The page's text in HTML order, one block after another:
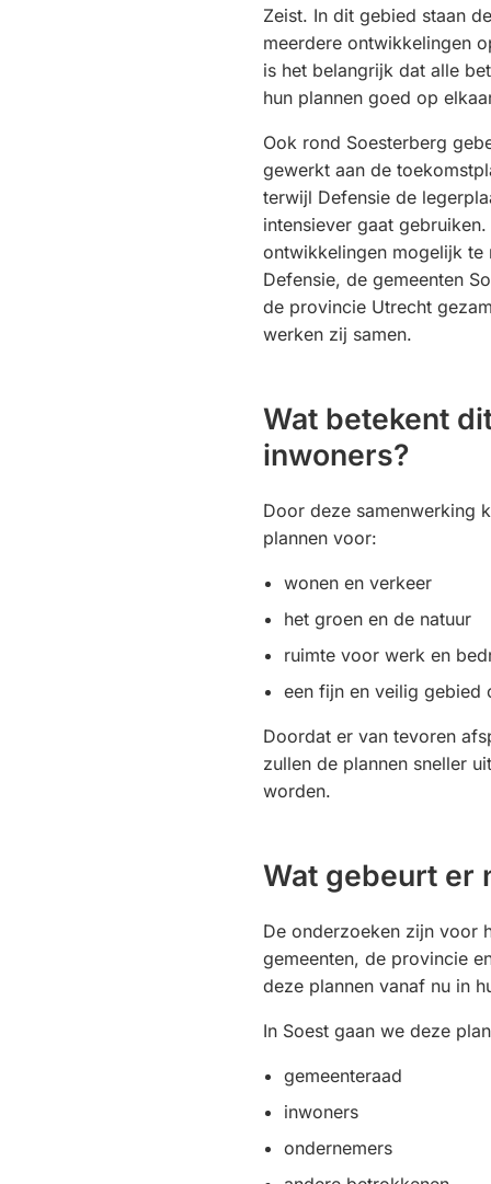
Zeist. In dit gebied staan
meerdere ontwikkelingen
is het belangrijk dat alle
hun plannen goed op
Ook rond Soesterberg
gewerkt aan de
terwijl Defensie de
intensiever gaat
ontwikkelingen mogelijk te
Defensie, de gemeenten
de provincie Utrecht
werken zij samen.
Wat betekent
inwoners?
Door deze samenwerking
plannen voor:
wonen en verkeer
het groen en de natuur
ruimte voor werk en
een fijn en veilig gebied
Doordat er van tevoren
zullen de plannen sneller
worden.
Wat gebeurt er
De onderzoeken zijn voor
gemeenten, de provincie
deze plannen vanaf nu in
In Soest gaan we deze
gemeenteraad
inwoners
ondernemers